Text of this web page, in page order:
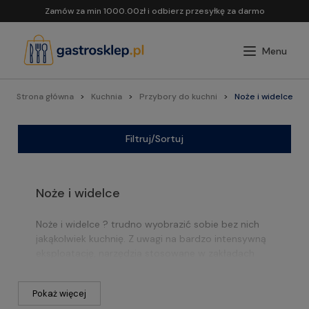
Zamów za min 1000.00zł i odbierz przesyłkę za darmo
Strona główna Kuchnia Przybory do kuchni Noże i widelce
Filtruj/Sortuj
Noże i widelce
Noże i widelce ? trudno wyobrazić sobie bez nich
jakąkolwiek kuchnię. Z uwagi na bardzo intensywną
odpornością na zniszczenia. Z tego względu
produkty dostępne w naszym katalogu wykonane
Pokaż więcej